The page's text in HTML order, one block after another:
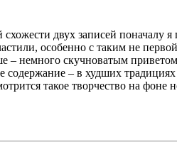
двух записей поначалу я
особенно с таким не
– немного скучноватым
– в худших традициях
такое творчество на фоне